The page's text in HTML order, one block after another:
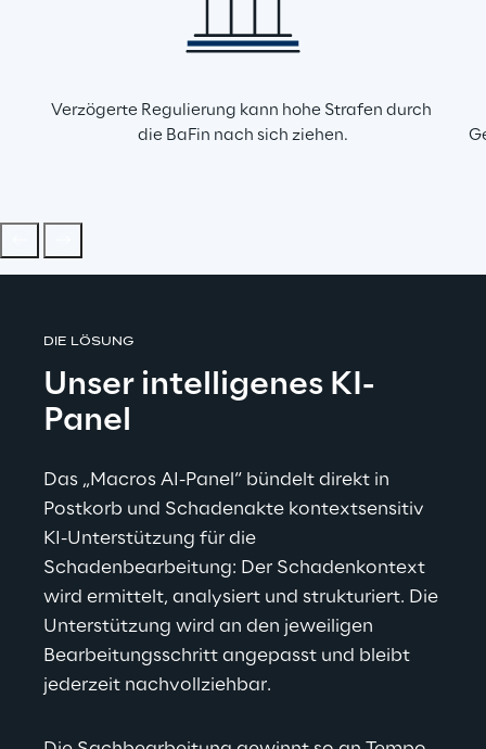
Verzögerte Regulierung kann hohe Strafen durch
die BaFin nach sich ziehen.
DIE LÖSUNG
Unser intelligenes KI-
Panel
Das „Macros AI-Panel“ bündelt direkt in
Postkorb und Schadenakte kontextsensitiv
KI-Unterstützung für die
Schadenbearbeitung: Der Schadenkontext
wird ermittelt, analysiert und strukturiert. Die
Unterstützung wird an den jeweiligen
Bearbeitungsschritt angepasst und bleibt
jederzeit nachvollziehbar.